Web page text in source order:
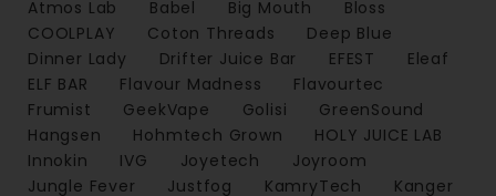
Atmos Lab
Babel Big Mouth
Bloss
COOLPLAY
Coton Threads
Deep Blue
Dinner Lady
Drifter Juice Bar EFEST
Eleaf
ELF BAR
Flavour Madness
Flavourtec
Frumist
GeekVape Golisi
GreenSound
Hangsen
Hohmtech Grown
HOLY JUICE LAB
Innokin
IVG Joyetech
Joyroom
Jungle Fever
Justfog KamryTech Kanger